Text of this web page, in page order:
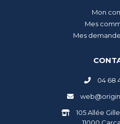
Mon
Mes
Mes
04 68
105 Allée